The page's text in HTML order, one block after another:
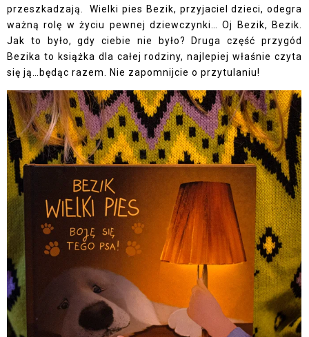
przeszkadzają. Wielki pies Bezik, przyjaciel dzieci, odegra
ważną rolę w życiu pewnej dziewczynki… Oj Bezik, Bezik.
Jak to było, gdy ciebie nie było? Druga część przygód
Bezika to książka dla całej rodziny, najlepiej właśnie czyta
się ją…będąc razem. Nie zapomnijcie o przytulaniu!